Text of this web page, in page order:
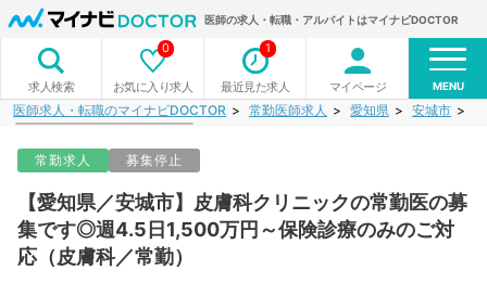
医師の求人・転職・アルバイトはマイナビDOCTOR
求人検索 お気に入り求人
0
最近見た求人
1
マイページ MENU
医師求人・転職のマイナビDOCTOR 常勤医師求人 愛知県 安城市
常勤求人 募集停止
【愛知県／安城市】皮膚科クリニックの常勤医の募
集です◎週4.5日1,500万円～保険診療のみのご対
応（皮膚科／常勤）